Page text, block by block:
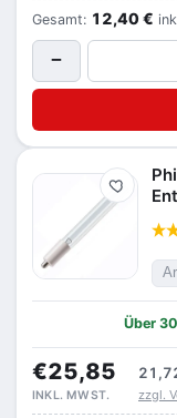
Gesamt: 12,40 €
−
Merken
Über
€25,85
INKL. MWST. zzgl.